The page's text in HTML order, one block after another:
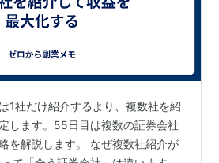
1社だけ紹介するより、複数社を紹
します。55日目は複数の証券会社
を解説します。 なぜ複数社紹介が